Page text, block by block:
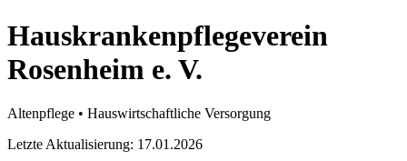
Hauskrankenpflegeverein
Rosenheim e. V.
Altenpflege • Hauswirtschaftliche Versorgung
Letzte Aktualisierung: 17.01.2026